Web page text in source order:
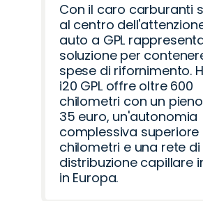
Con il caro carburanti
al centro
auto a GPL
soluzione per
spese di rifornimento.
i20 GPL offre oltre 600
chilometri con un
35 euro, un'autonomia
complessiva superiore
chilometri e una rete di
distribuzione capillare
in Europa.